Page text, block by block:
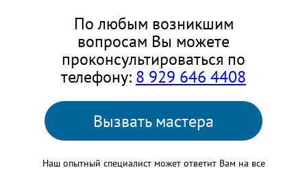
По любым возникшим
вопросам Вы можете
проконсультироваться по
телефону: 8 929 646 4408
Вызвать мастера
Наш опытный специалист может ответит Вам на все